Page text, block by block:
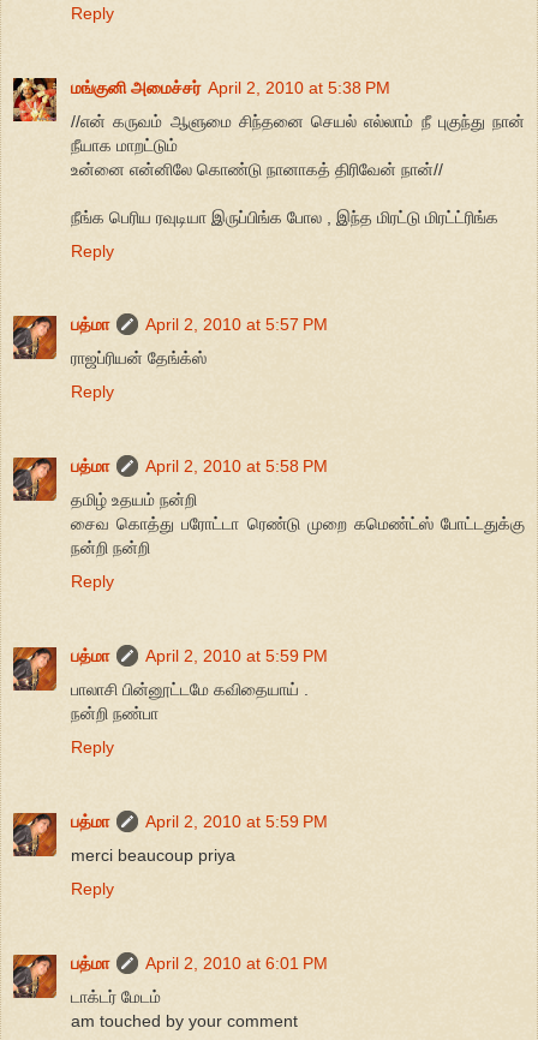
Reply
மங்குனி அமைச்சர் April 2, 2010 at 5:38 PM
//என் கருவம் ஆளுமை சிந்தனை செயல் எல்லாம் நீ புகுந்து நான்
நீயாக மாறட்டும்
உன்னை என்னிலே கொண்டு நானாகத் திரிவேன் நான்//
நீங்க பெரிய ரவுடியா இருப்பிங்க போல , இந்த மிரட்டு மிரட்ட்ரிங்க
Reply
பத்மா
April 2, 2010 at 5:57 PM
ராஜப்ரியன் தேங்க்ஸ்
Reply
பத்மா
April 2, 2010 at 5:58 PM
தமிழ் உதயம் நன்றி
சைவ கொத்து பரோட்டா ரெண்டு முறை கமெண்ட்ஸ் போட்டதுக்கு
நன்றி நன்றி
Reply
பத்மா
April 2, 2010 at 5:59 PM
பாலாசி பின்னூட்டமே கவிதையாய் .
நன்றி நண்பா
Reply
பத்மா
April 2, 2010 at 5:59 PM
merci beaucoup priya
Reply
பத்மா
April 2, 2010 at 6:01 PM
டாக்டர் மேடம்
am touched by your comment